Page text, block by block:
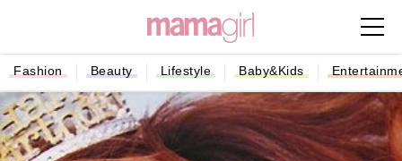
Fashion Beauty Lifestyle Baby&Kids